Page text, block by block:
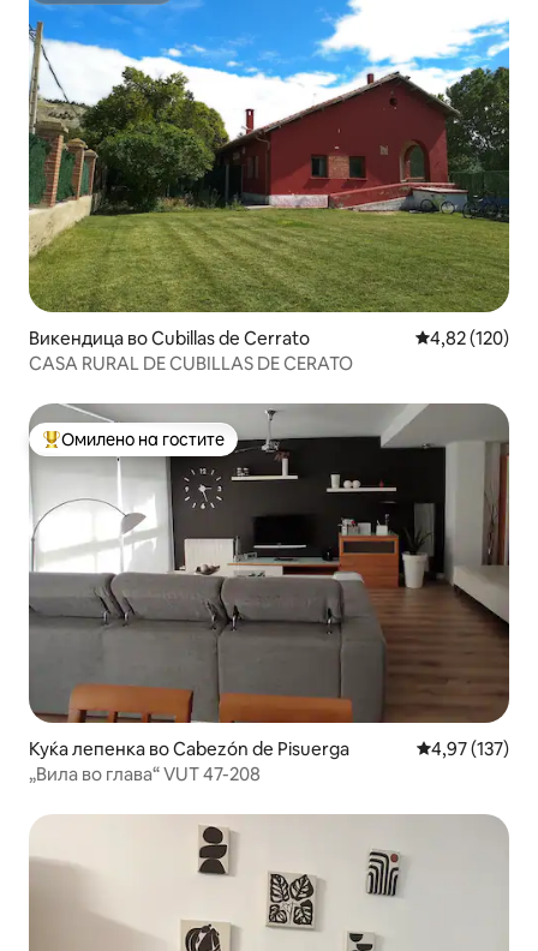
Викендица во Cubillas de Cerrato Просечна
4,82 (120)
CASA RURAL DE CUBILLAS DE CERATO
Меѓу најуспешните „Омилени на гостите“
Омилено на гостите
Куќа лепенка во Cabezón de Pisuerga Просечна
4,97 (137)
„Вила во глава“ VUT 47-208